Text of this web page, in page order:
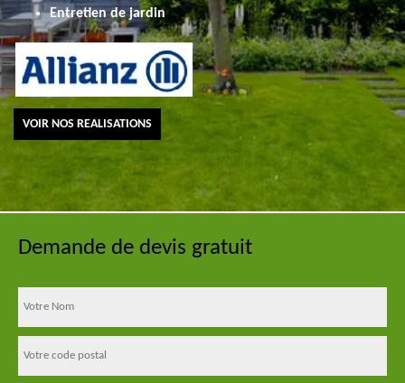
Entretien de jardin
VOIR NOS REALISATIONS
Demande de devis gratuit